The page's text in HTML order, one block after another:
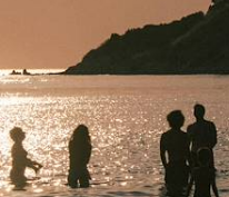
Le Brésil
Parce que